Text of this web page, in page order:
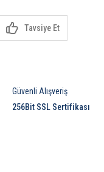
Tavsiye Et
Güvenli Alışveriş
256Bit SSL Sertifikası